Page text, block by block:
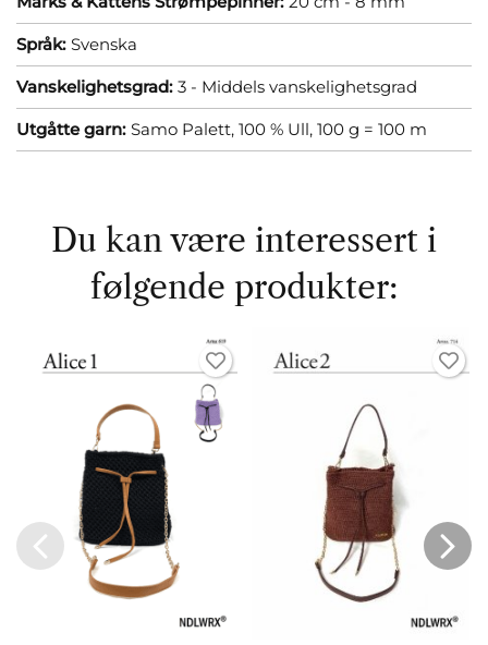
Språk: Svenska
Vanskelighetsgrad: 3 - Middels vanskelighetsgrad
Utgåtte garn: Samo Palett, 100 % Ull, 100 g = 100 m
Du kan være interessert i
følgende produkter: